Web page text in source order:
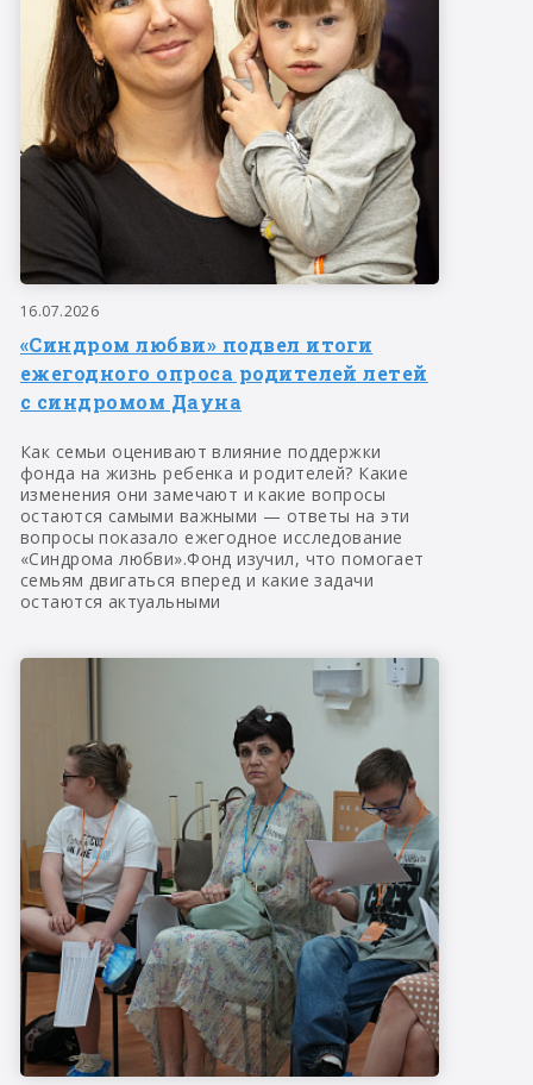
16.07.2026
«Синдром любви» подвел итоги
ежегодного опроса родителей летей
с синдромом Дауна
Как семьи оценивают влияние поддержки
фонда на жизнь ребенка и родителей? Какие
изменения они замечают и какие вопросы
остаются самыми важными — ответы на эти
вопросы показало ежегодное исследование
«Синдрома любви».Фонд изучил, что помогает
семьям двигаться вперед и какие задачи
остаются актуальными